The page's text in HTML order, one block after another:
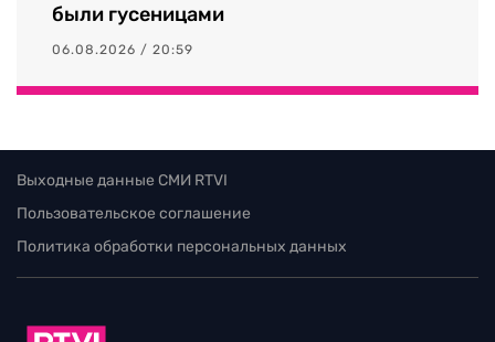
были гусеницами
06.08.2026 / 20:59
Выходные данные СМИ RTVI
Пользовательское соглашение
Политика обработки персональных данных